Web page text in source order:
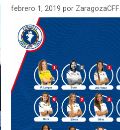
febrero 1, 2019 por ZaragozaCFF